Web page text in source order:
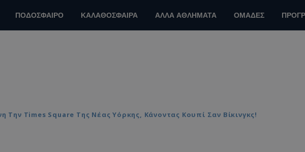
ΠΟΔΟΣΦΑΙΡΟ ΚΑΛΑΘΟΣΦΑΙΡΑ ΑΛΛΑ ΑΘΛΗΜΑΤΑ ΟΜΑΔΕΣ
Την Times Square Της Νέας Υόρκης, Κάνοντας Κουπί Σαν Βίκινγκς!